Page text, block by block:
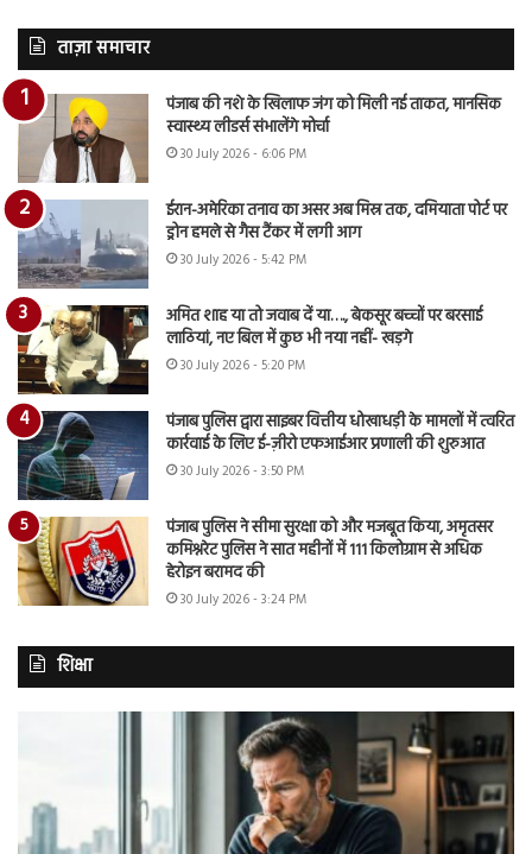
ताज़ा समाचार
पंजाब की नशे के खिलाफ जंग को मिली नई ताकत, मानसिक
स्वास्थ्य लीडर्स संभालेंगे मोर्चा
30 July 2026 - 6:06 PM
ईरान-अमेरिका तनाव का असर अब मिस्र तक, दमियाता पोर्ट पर
ड्रोन हमले से गैस टैंकर में लगी आग
30 July 2026 - 5:42 PM
अमित शाह या तो जवाब दें या…., बेकसूर बच्चों पर बरसाई
लाठियां, नए बिल में कुछ भी नया नहीं- खड़गे
30 July 2026 - 5:20 PM
पंजाब पुलिस द्वारा साइबर वित्तीय धोखाधड़ी के मामलों में त्वरित
कार्रवाई के लिए ई-ज़ीरो एफआईआर प्रणाली की शुरुआत
30 July 2026 - 3:50 PM
पंजाब पुलिस ने सीमा सुरक्षा को और मजबूत किया, अमृतसर
कमिश्नरेट पुलिस ने सात महीनों में 111 किलोग्राम से अधिक
हेरोइन बरामद की
30 July 2026 - 3:24 PM
शिक्षा